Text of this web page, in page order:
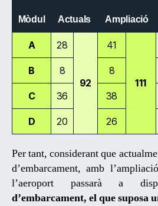
Mòdul Actuals Ampliació
A 28
92
41
111
B 8 8
C 36 38
D 20 26
Per tant, considerant que
d’embarcament, amb
l’aeroport passarà a
d’embarcament, el que suposa